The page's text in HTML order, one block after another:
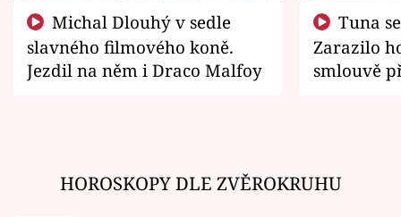
slavného filmového koně.
Jezdil na něm i Draco Malfoy
Zarazilo
smlouvě
HOROSKOPY DLE ZVĚROKRUHU